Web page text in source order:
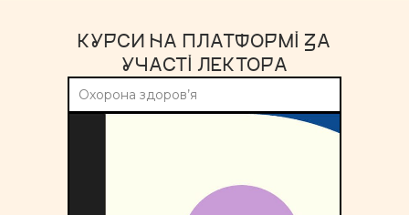
КУРСИ НА ПЛАТФОРМІ ЗА
УЧАСТІ ЛЕКТОРА
Охорона здоров’я